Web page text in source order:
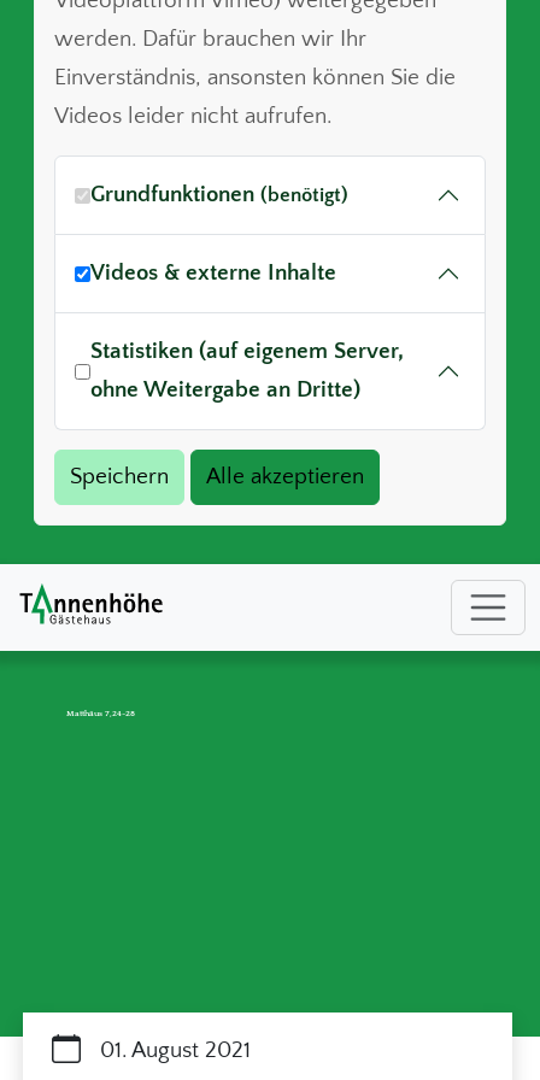
werden. Dafür brauchen wir Ihr
Einverständnis, ansonsten können Sie die
Videos leider nicht aufrufen.
Grundfunktionen (benötigt)
Videos & externe Inhalte
Statistiken (auf eigenem Server,
ohne Weitergabe an Dritte)
Matthäus 7,24-28
01. August 2021